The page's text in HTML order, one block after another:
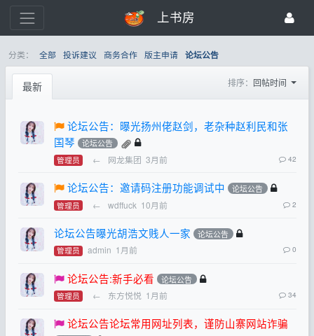
上书房
分类： 全部 投诉建议 商务合作 版主申请 论坛公告
最新 排序： 回帖时间
论坛公告：曝光扬州佬赵剑，老杂种赵利民和张
国琴
论坛公告
管理员 ← 网龙集团 3月前 42
论坛公告：邀请码注册功能调试中 论坛公告
管理员 ← wdffuck 10月前 2
论坛公告曝光胡浩文贱人一家 论坛公告
管理员 admin 1月前 0
论坛公告:新手必看 论坛公告
管理员 ← 东方悦悦 1月前 34
论坛公告论坛常用网址列表，谨防山寨网站诈骗